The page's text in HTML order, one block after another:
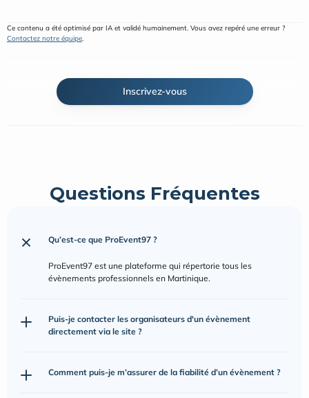
Inscrivez-vous
Contactez notre équipe.
Questions Fréquentes
Qu’est-ce que ProEvent97 ?
ProEvent97 est une plateforme qui répertorie tous les
évènements professionnels en Martinique.
Puis-je contacter les organisateurs d'un évènement
directement via le site ?
Comment puis-je m’assurer de la fiabilité d’un évènement ?